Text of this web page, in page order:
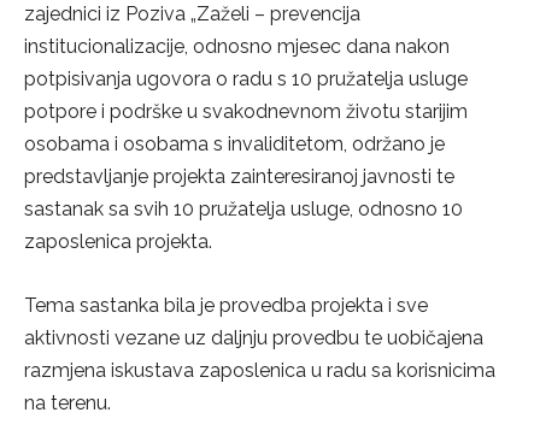
zajednici iz Poziva „Zaželi – prevencija
institucionalizacije, odnosno mjesec dana nakon
potpisivanja ugovora o radu s 10 pružatelja usluge
potpore i podrške u svakodnevnom životu starijim
osobama i osobama s invaliditetom, održano je
predstavljanje projekta zainteresiranoj javnosti te
sastanak sa svih 10 pružatelja usluge, odnosno 10
zaposlenica projekta.
Tema sastanka bila je provedba projekta i sve
aktivnosti vezane uz daljnju provedbu te uobičajena
razmjena iskustava zaposlenica u radu sa korisnicima
na terenu.